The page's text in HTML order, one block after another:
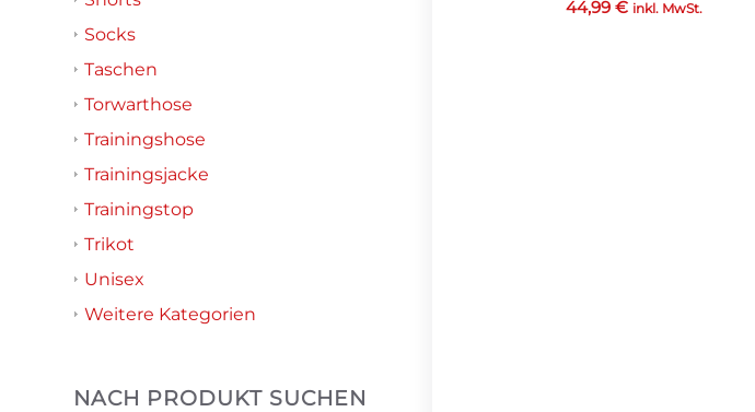
44,99€ inkl. MwSt.
Socks
Taschen
Torwarthose
Trainingshose
Trainingsjacke
Trainingstop
Trikot
Unisex
Weitere Kategorien
NACH PRODUKT SUCHEN